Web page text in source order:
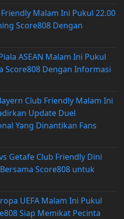
Malam Ini Pukul 22.00
Score808 Dengan
ASEAN Malam Ini Pukul
Score808 Dengan Informasi
Club Friendly Malam Ini
Update Duel
Yang Dinantikan Fans
Getafe Club Friendly Dini
Score808 untuk
UEFA Malam Ini Pukul
Siap Memikat Pecinta